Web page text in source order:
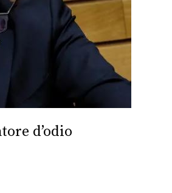
d’odio